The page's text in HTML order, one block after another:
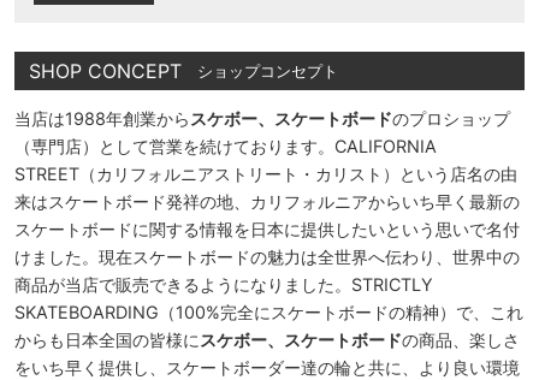
SHOP CONCEPT ショップコンセプト
当店は1988年創業から スケボー、スケートボードのプロショップ
（専門店）として営業を続けております。CALIFORNIA
STREET（カリフォルニアストリート・カリスト）という店名の由
来はスケートボード発祥の地、カリフォルニアからいち早く最新の
スケートボードに関する情報を日本に提供したいという思いで名付
けました。現在スケートボードの魅力は全世界へ伝わり、世界中の
商品が当店で販売できるようになりました。STRICTLY
SKATEBOARDING（100%完全にスケートボードの精神）で、これ
からも日本全国の皆様に スケボー、スケートボードの商品、楽しさ
をいち早く提供し、スケートボーダー達の輪と共に、より良い環境